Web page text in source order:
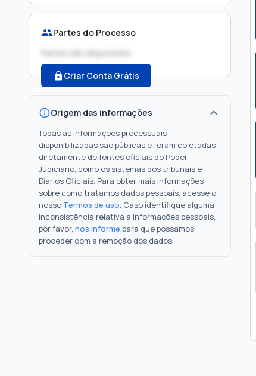
Partes do Processo
Partes não disponíveis
Criar Conta Grátis
Origem das informações
Todas as informações processuais
disponibilizadas são públicas e foram coletadas
diretamente de fontes oficiais do Poder
Judiciário, como os sistemas dos tribunais e
Diários Oficiais. Para obter mais informações
sobre como tratamos dados pessoais, acesse o
nosso Termos de uso. Caso identifique alguma
inconsistência relativa a informações pessoais,
por favor, nos informe para que possamos
proceder com a remoção dos dados.